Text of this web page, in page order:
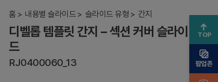
기
홈 내용별 슬라이드 슬라이드 유형 간지
–
섹
션
커
버
슬
디벨롭 템플릿 간지 – 섹션 커버 슬라이
드
RJ0400060_13
TOP
팝업존